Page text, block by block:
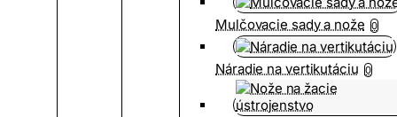
Mulčovacie sady a nože 0
Náradie na vertikutáciu 0